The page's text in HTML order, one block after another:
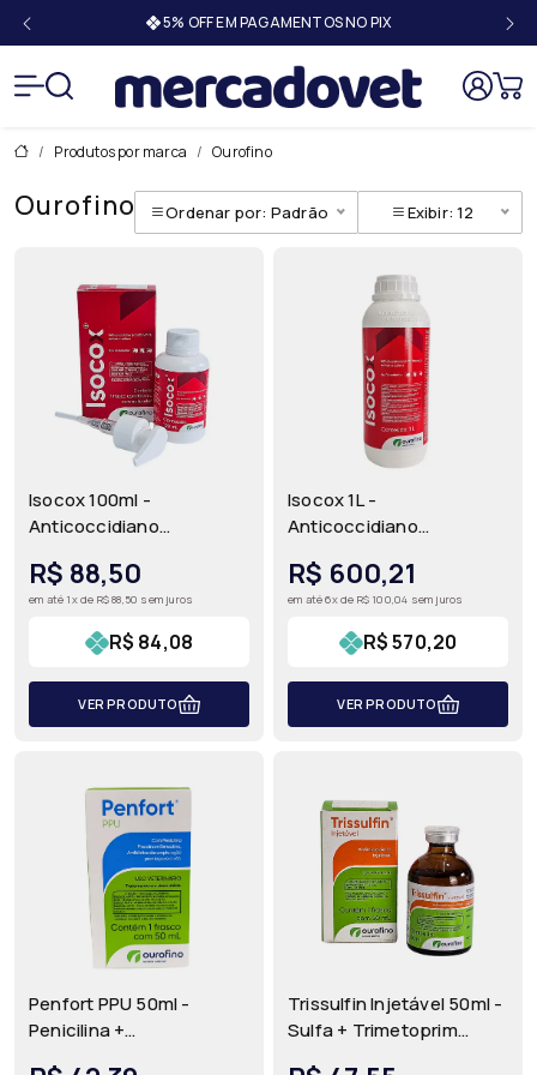
Produtos por marca Ourofino
Ourofino Ordenar por: Padrão Exibir: 12
Isocox 100ml -
Anticoccidiano
Leitões, Bezerros e
Cordeiros | Ourofino
R$ 88,50
R$ 84,08
em até 1x de R$ 88,50 sem juros
VER PRODUTO
Isocox 1L -
Anticoccidiano
Suínos, Bovinos e Aves |
Ourofino
R$ 600,21
R$ 570,20
em até 6x de R$ 100,04 sem juros
VER PRODUTO
Penfort PPU 50ml -
Penicilina +
Trissulfin Injetável 50ml -
Sulfa + Trimetoprim